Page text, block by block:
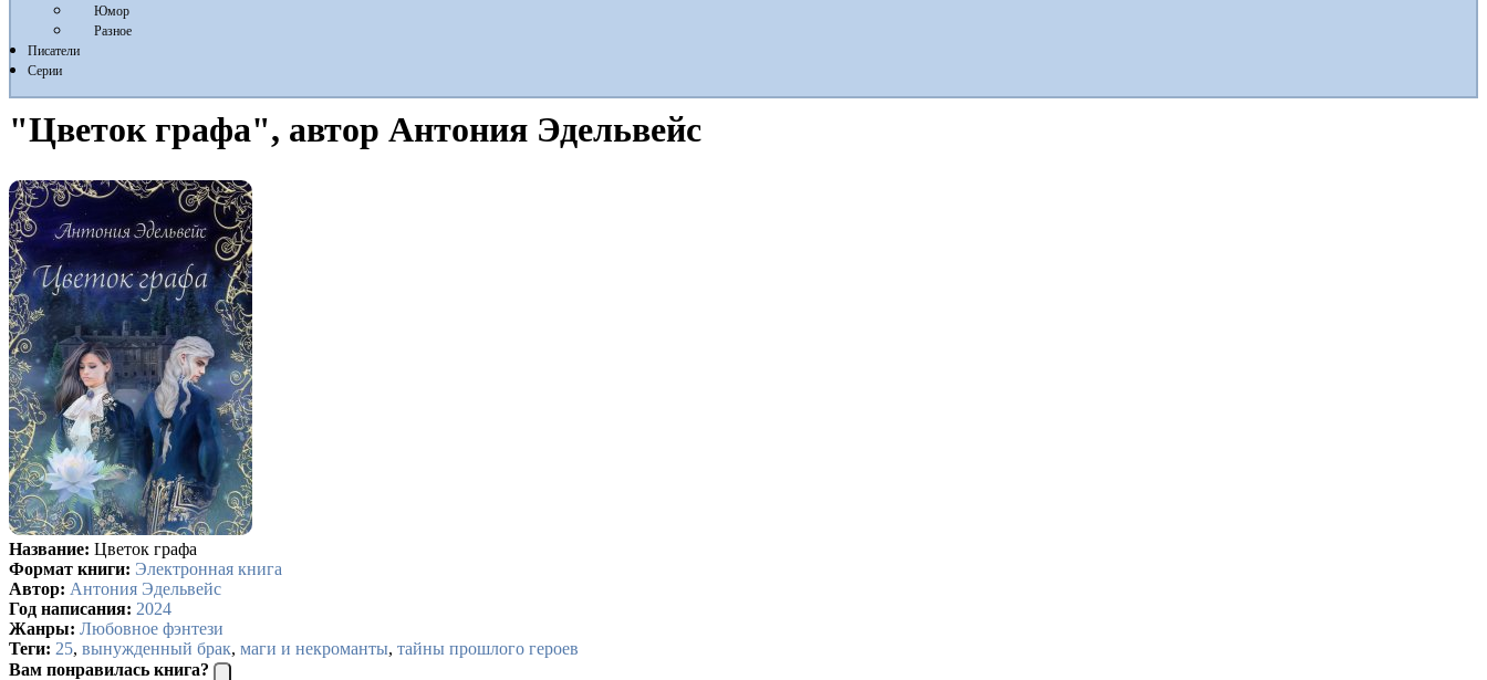
Юмор
Разное
Писатели
Серии
"Цветок графа", автор Антония Эдельвейс
Название: Цветок графа
Формат книги: Электронная книга
Автор: Антония Эдельвейс
Год написания: 2024
Жанры: Любовное фэнтези
Теги: 25, вынужденный брак, маги и некроманты, тайны прошлого героев
Вам понравилась книга?